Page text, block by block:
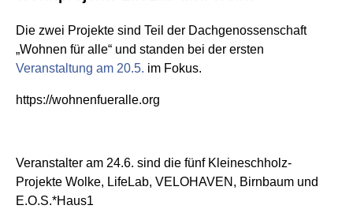
Die zwei Projekte sind Teil der Dachgenossenschaft
„Wohnen für alle“ und standen bei der ersten
Veranstaltung am 20.5. im Fokus.
https://wohnenfueralle.org
Veranstalter am 24.6. sind die fünf Kleineschholz-
Projekte Wolke, LifeLab, VELOHAVEN, Birnbaum und
E.O.S.*Haus1